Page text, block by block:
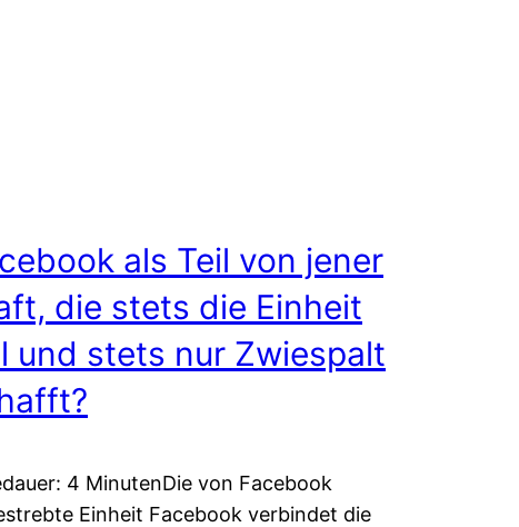
als Teil von jener
die stets die Einheit
und stets nur Zwiespalt
4 MinutenDie von Facebook
Einheit Facebook verbindet die